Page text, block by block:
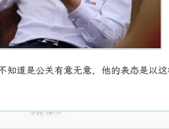
道是公关有意无意，他的表态是以